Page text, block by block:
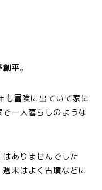
創平。
冒険に出ていて家に
一人暮らしのような
ありませんでした
末はよく古墳などに